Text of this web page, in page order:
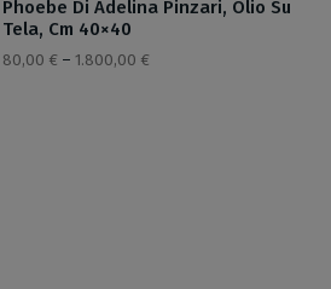
Phoebe Di Adelina Pinzari, Olio Su
Tela, Cm 40×40
80,00 € –1.800,00 €